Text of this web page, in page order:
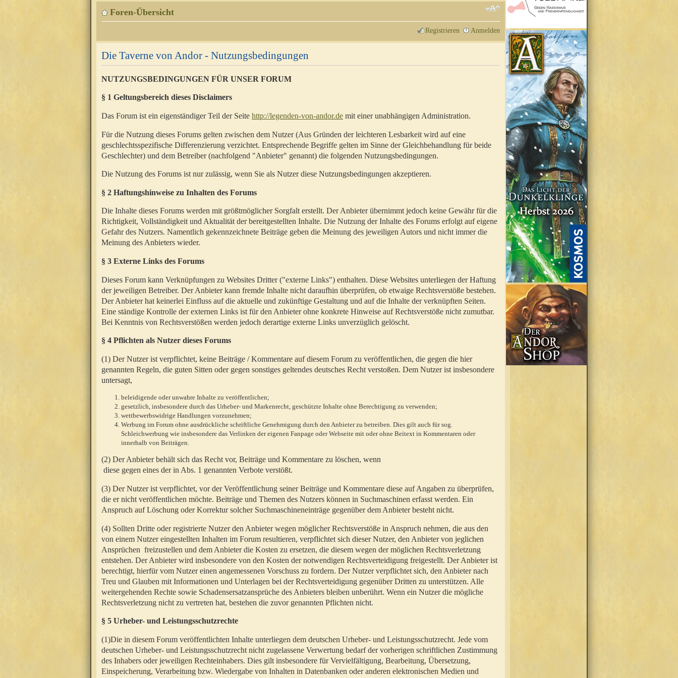
Foren-Übersicht
Registrieren Anmelden
Die Taverne von Andor - Nutzungsbedingungen
NUTZUNGSBEDINGUNGEN FÜR UNSER FORUM
§ 1 Geltungsbereich dieses Disclaimers
Das Forum ist ein eigenständiger Teil der Seite http://legenden-von-andor.de mit einer unabhängigen Administration.
Für die Nutzung dieses Forums gelten zwischen dem Nutzer (Aus Gründen der leichteren Lesbarkeit wird auf eine
geschlechtsspezifische Differenzierung verzichtet. Entsprechende Begriffe gelten im Sinne der Gleichbehandlung für beide
Geschlechter) und dem Betreiber (nachfolgend "Anbieter" genannt) die folgenden Nutzungsbedingungen.
Die Nutzung des Forums ist nur zulässig, wenn Sie als Nutzer diese Nutzungsbedingungen akzeptieren.
§ 2 Haftungshinweise zu Inhalten des Forums
Die Inhalte dieses Forums werden mit größtmöglicher Sorgfalt erstellt. Der Anbieter übernimmt jedoch keine Gewähr für die
Richtigkeit, Vollständigkeit und Aktualität der bereitgestellten Inhalte. Die Nutzung der Inhalte des Forums erfolgt auf eigene
Gefahr des Nutzers. Namentlich gekennzeichnete Beiträge geben die Meinung des jeweiligen Autors und nicht immer die
Meinung des Anbieters wieder.
§ 3 Externe Links des Forums
Dieses Forum kann Verknüpfungen zu Websites Dritter ("externe Links") enthalten. Diese Websites unterliegen der Haftung
der jeweiligen Betreiber. Der Anbieter kann fremde Inhalte nicht daraufhin überprüfen, ob etwaige Rechtsverstöße bestehen.
Der Anbieter hat keinerlei Einfluss auf die aktuelle und zukünftige Gestaltung und auf die Inhalte der verknüpften Seiten.
Eine ständige Kontrolle der externen Links ist für den Anbieter ohne konkrete Hinweise auf Rechtsverstöße nicht zumutbar.
Bei Kenntnis von Rechtsverstößen werden jedoch derartige externe Links unverzüglich gelöscht.
§ 4 Pflichten als Nutzer dieses Forums
(1) Der Nutzer ist verpflichtet, keine Beiträge / Kommentare auf diesem Forum zu veröffentlichen, die gegen die hier
genannten Regeln, die guten Sitten oder gegen sonstiges geltendes deutsches Recht verstoßen. Dem Nutzer ist insbesondere
untersagt,
beleidigende oder unwahre Inhalte zu veröffentlichen;
gesetzlich, insbesondere durch das Urheber- und Markenrecht, geschützte Inhalte ohne Berechtigung zu verwenden;
wettbewerbswidrige Handlungen vorzunehmen;
Werbung im Forum ohne ausdrückliche schriftliche Genehmigung durch den Anbieter zu betreiben. Dies gilt auch für sog.
Schleichwerbung wie insbesondere das Verlinken der eigenen Fanpage oder Webseite mit oder ohne Beitext in Kommentaren oder
innerhalb von Beiträgen.
(2) Der Anbieter behält sich das Recht vor, Beiträge und Kommentare zu löschen, wenn
diese gegen eines der in Abs. 1 genannten Verbote verstößt.
(3) Der Nutzer ist verpflichtet, vor der Veröffentlichung seiner Beiträge und Kommentare diese auf Angaben zu überprüfen,
die er nicht veröffentlichen möchte. Beiträge und Themen des Nutzers können in Suchmaschinen erfasst werden. Ein
Anspruch auf Löschung oder Korrektur solcher Suchmaschineneinträge gegenüber dem Anbieter besteht nicht.
(4) Sollten Dritte oder registrierte Nutzer den Anbieter wegen möglicher Rechtsverstöße in Anspruch nehmen, die aus den
von einem Nutzer eingestellten Inhalten im Forum resultieren, verpflichtet sich dieser Nutzer, den Anbieter von jeglichen
Ansprüchen freizustellen und dem Anbieter die Kosten zu ersetzen, die diesem wegen der möglichen Rechtsverletzung
entstehen. Der Anbieter wird insbesondere von den Kosten der notwendigen Rechtsverteidigung freigestellt. Der Anbieter ist
berechtigt, hierfür vom Nutzer einen angemessenen Vorschuss zu fordern. Der Nutzer verpflichtet sich, den Anbieter nach
Treu und Glauben mit Informationen und Unterlagen bei der Rechtsverteidigung gegenüber Dritten zu unterstützen. Alle
weitergehenden Rechte sowie Schadensersatzansprüche des Anbieters bleiben unberührt. Wenn ein Nutzer die mögliche
Rechtsverletzung nicht zu vertreten hat, bestehen die zuvor genannten Pflichten nicht.
§ 5 Urheber- und Leistungsschutzrechte
(1)Die in diesem Forum veröffentlichten Inhalte unterliegen dem deutschen Urheber- und Leistungsschutzrecht. Jede vom
deutschen Urheber- und Leistungsschutzrecht nicht zugelassene Verwertung bedarf der vorherigen schriftlichen Zustimmung
des Inhabers oder jeweiligen Rechteinhabers. Dies gilt insbesondere für Vervielfältigung, Bearbeitung, Übersetzung,
Einspeicherung, Verarbeitung bzw. Wiedergabe von Inhalten in Datenbanken oder anderen elektronischen Medien und